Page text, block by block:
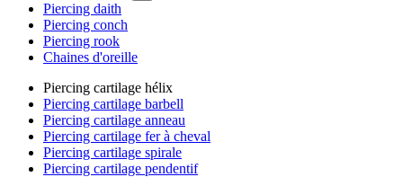
Piercing daith
Piercing conch
Piercing rook
Chaines d'oreille
Piercing cartilage hélix
Piercing cartilage barbell
Piercing cartilage anneau
Piercing cartilage fer à cheval
Piercing cartilage spirale
Piercing cartilage pendentif